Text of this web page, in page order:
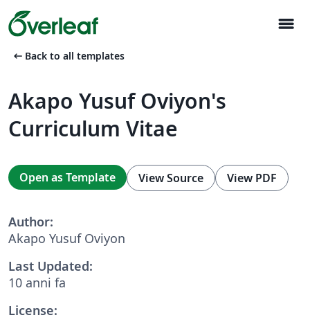
menu
arrow_left_alt Back to all templates
Akapo Yusuf Oviyon's
Curriculum Vitae
Open as Template View Source View PDF
Author:
Akapo Yusuf Oviyon
Last Updated:
10 anni fa
License: